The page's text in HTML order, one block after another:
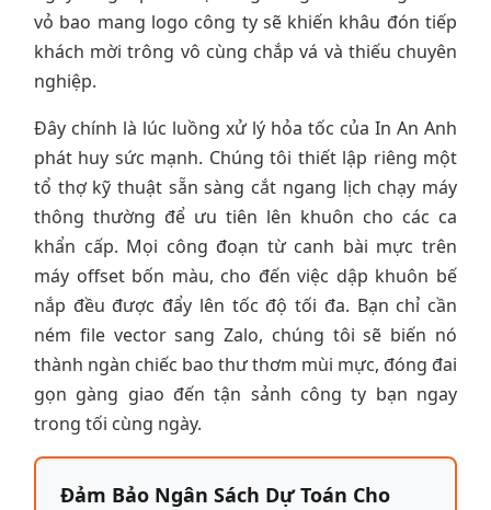
vỏ bao mang logo công ty sẽ khiến khâu đón tiếp
khách mời trông vô cùng chắp vá và thiếu chuyên
nghiệp.
Đây chính là lúc luồng xử lý hỏa tốc của In An Anh
phát huy sức mạnh. Chúng tôi thiết lập riêng một
tổ thợ kỹ thuật sẵn sàng cắt ngang lịch chạy máy
thông thường để ưu tiên lên khuôn cho các ca
khẩn cấp. Mọi công đoạn từ canh bài mực trên
máy offset bốn màu, cho đến việc dập khuôn bế
nắp đều được đẩy lên tốc độ tối đa. Bạn chỉ cần
ném file vector sang Zalo, chúng tôi sẽ biến nó
thành ngàn chiếc bao thư thơm mùi mực, đóng đai
gọn gàng giao đến tận sảnh công ty bạn ngay
trong tối cùng ngày.
Đảm Bảo Ngân Sách Dự Toán Cho